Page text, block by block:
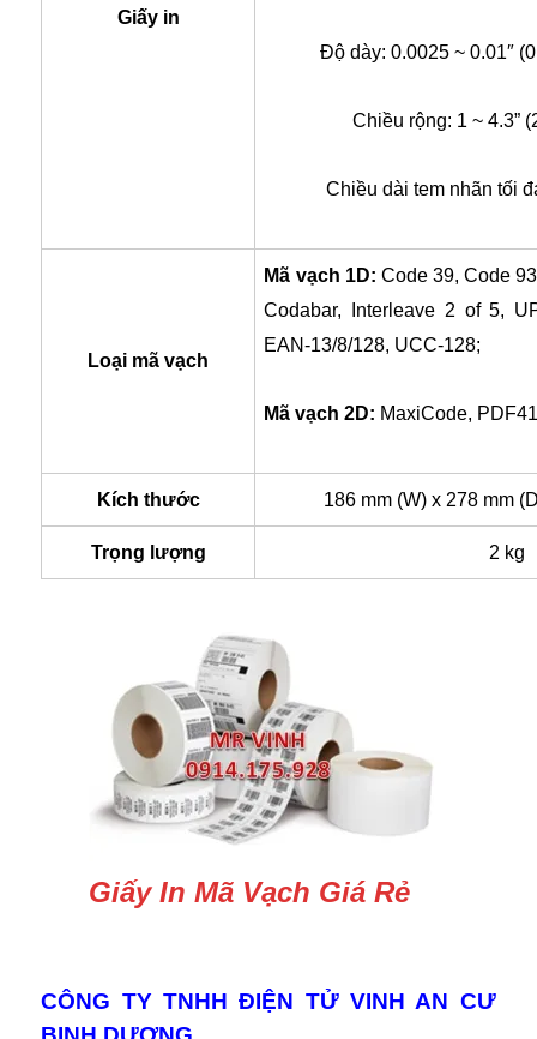
Giấy in
Độ dày: 0.0025 ~ 0.01″
Chiều rộng: 1 ~ 4.3”
Chiều dài tem nhãn tối
Loại mã vạch
Mã vạch 1D: Code 39, Code
Codabar, Interleave 2 of 5,
EAN-13/8/128, UCC-128;
Mã vạch 2D: MaxiCode,
Kích thước 186 mm (W) x 278 mm
Trọng lượng 2 kg
Giấy In Mã Vạch Giá Rẻ
CÔNG TY TNHH ĐIỆN TỬ VINH AN CƯ